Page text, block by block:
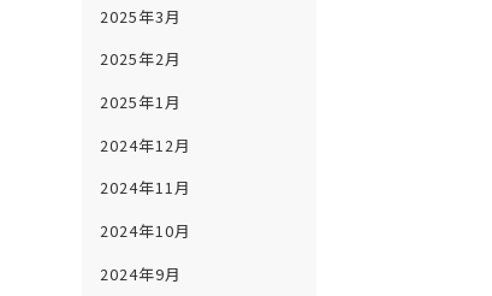
2025年3月
2025年2月
2025年1月
2024年12月
2024年11月
2024年10月
2024年9月